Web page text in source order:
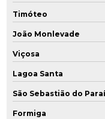
Poços de
Prestação serviços
Projeto de remediação
Projeto de
Timóteo
João Monlevade
Viçosa
Lagoa Santa
São Sebastião do
Formiga